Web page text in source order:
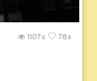
78x
1107x